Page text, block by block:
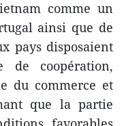
comme un
ainsi que de
pays disposaient
de coopération,
du commerce et
que la partie